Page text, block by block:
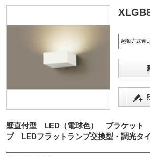
壁直付型 LED（電球色） ブラケット
プ LEDフラットランプ交換型・調光タイ